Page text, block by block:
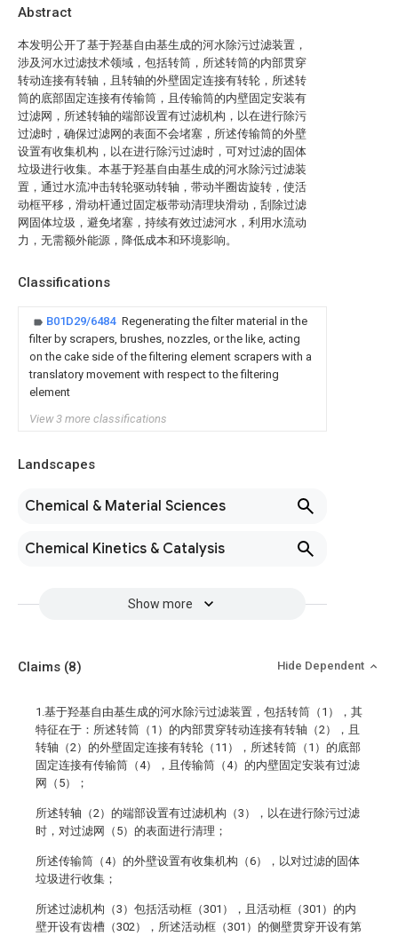
Abstract
本发明公开了基于羟基自由基生成的河水除污过滤装置，
涉及河水过滤技术领域，包括转筒，所述转筒的内部贯穿
转动连接有转轴，且转轴的外壁固定连接有转轮，所述转
筒的底部固定连接有传输筒，且传输筒的内壁固定安装有
过滤网，所述转轴的端部设置有过滤机构，以在进行除污
过滤时，确保过滤网的表面不会堵塞，所述传输筒的外壁
设置有收集机构，以在进行除污过滤时，可对过滤的固体
垃圾进行收集。本基于羟基自由基生成的河水除污过滤装
置，通过水流冲击转轮驱动转轴，带动半圈齿旋转，使活
动框平移，滑动杆通过固定板带动清理块滑动，刮除过滤
网固体垃圾，避免堵塞，持续有效过滤河水，利用水流动
力，无需额外能源，降低成本和环境影响。
Classifications
B01D29/6484 Regenerating the filter material in the
filter by scrapers, brushes, nozzles, or the like, acting
on the cake side of the filtering element scrapers with a
translatory movement with respect to the filtering
element
View 3 more classifications
Landscapes
Chemical & Material Sciences
Chemical Kinetics & Catalysis
Show more
Claims (8) Hide Dependent
1.基于羟基自由基生成的河水除污过滤装置，包括转筒（1），其
特征在于：所述转筒（1）的内部贯穿转动连接有转轴（2），且
转轴（2）的外壁固定连接有转轮（11），所述转筒（1）的底部
固定连接有传输筒（4），且传输筒（4）的内壁固定安装有过滤
网（5）；
所述转轴（2）的端部设置有过滤机构（3），以在进行除污过滤
时，对过滤网（5）的表面进行清理；
所述传输筒（4）的外壁设置有收集机构（6），以对过滤的固体
垃圾进行收集；
所述过滤机构（3）包括活动框（301），且活动框（301）的内
壁开设有齿槽（302），所述活动框（301）的侧壁贯穿开设有第